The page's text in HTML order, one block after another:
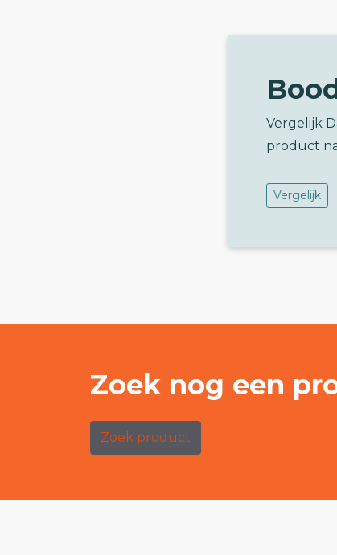
Vergelijk
product
Vergelijk
Zoek nog een
Zoek product